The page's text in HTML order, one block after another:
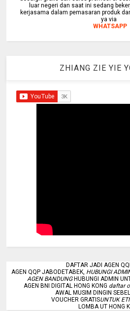
luar negeri dan saat ini sedang
kerjasama dalam pemasaran produk
ya via
WHATSAPP
ZHIANG ZIE YIE
DAFTAR JADI AGEN
AGEN QQP JABODETABEK, HUBUNGI
AGEN BANDUNGHUBUNGI ADMIN
AGEN BNI DIGITAL HONG KONG daftar
AWAL MUSIM DINGIN
VOUCHER GRATISUNTUK
LOMBA UT HONG